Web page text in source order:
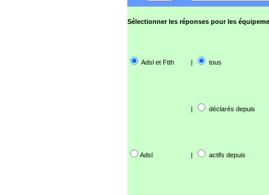
Sélectionner les réponses pour les
Adsl et Ftth | tous
| déclarés depuis
Adsl | actifs depuis